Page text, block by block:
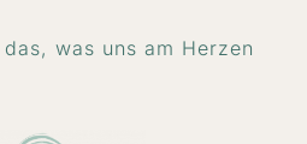
was uns am Herzen